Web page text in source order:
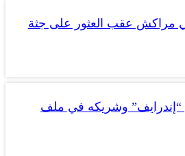
مراكش عقب العثور على جثة
وشريكه في ملف